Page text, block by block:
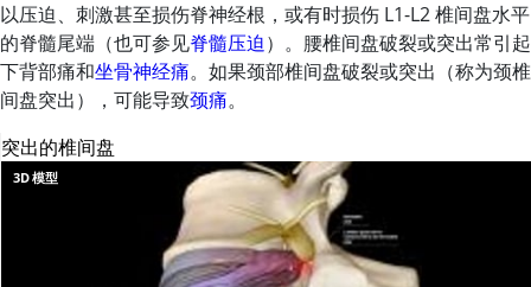
以压迫、刺激甚至损伤脊神经根，或有时损伤 L1-L2 椎间盘水平
的脊髓尾端（也可参见脊髓压迫）。腰椎间盘破裂或突出常引起
下背部痛和坐骨神经痛。如果颈部椎间盘破裂或突出（称为颈椎
间盘突出），可能导致颈痛。
突出的椎间盘
3D 模型